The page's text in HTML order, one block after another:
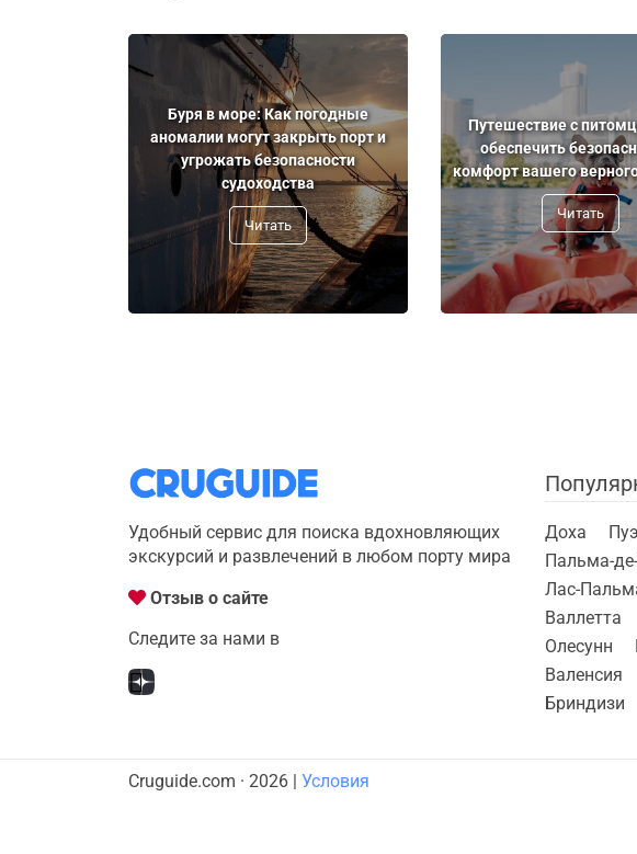
Буря в море: Как погодные
аномалии могут закрыть порт и
угрожать безопасности
судоходства
Читать
Путешествие с
обеспечить
комфорт вашего
Читать
Удобный сервис для поиска вдохновляющих
экскурсий и развлечений в любом порту мира
Отзыв о сайте
Следите за нами в
Доха
Пальма-
Лас-
Валлетта
Олесунн
Валенсия
Бриндизи
Cruguide.com · 2026 | Условия